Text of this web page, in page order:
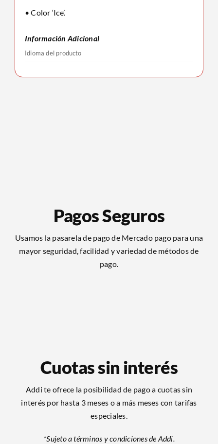
• Color ‘Ice’.
Información Adicional
Idioma del producto
Pagos Seguros
Usamos la pasarela de pago de Mercado pago para una
mayor seguridad, facilidad y variedad de métodos de
pago.
Cuotas sin interés
Addi te ofrece la posibilidad de pago a cuotas sin
interés por hasta 3 meses o a más meses con tarifas
especiales.
*Sujeto a términos y condiciones de Addi.